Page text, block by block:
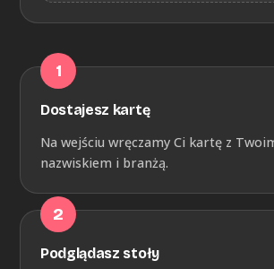
Dostajesz kartę
Na wejściu wręczamy Ci kartę z
nazwiskiem i branżą.
Podglądasz stoły